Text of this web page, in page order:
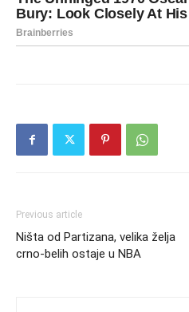
Previous article
Ništa od Partizana, velika želja
crno-belih ostaje u NBA